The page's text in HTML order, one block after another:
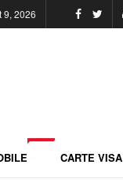
9, 2026
CARTE VISA